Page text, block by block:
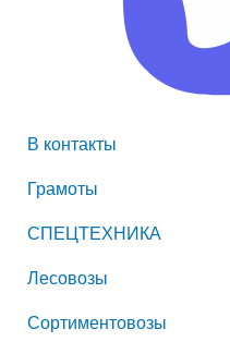
В контакты
Грамоты
СПЕЦТЕХНИКА
Лесовозы
Сортиментовозы